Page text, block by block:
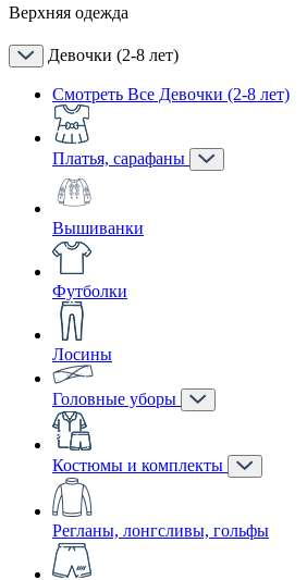
Верхняя одежда
Девочки (2-8 лет)
Смотреть Все Девочки (2-8 лет)
Платья, сарафаны
Вышиванки
Футболки
Лосины
Головные уборы
Костюмы и комплекты
Регланы, лонгсливы, гольфы